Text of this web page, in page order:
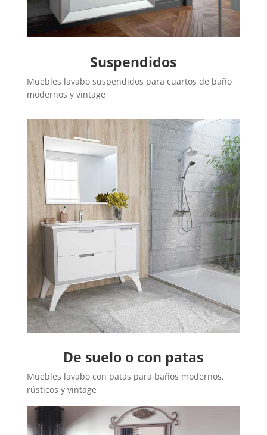
Suspendidos
Muebles lavabo suspendidos para cuartos de baño
modernos y vintage
De suelo o con patas
Muebles lavabo con patas para baños modernos.
rústicos y vintage